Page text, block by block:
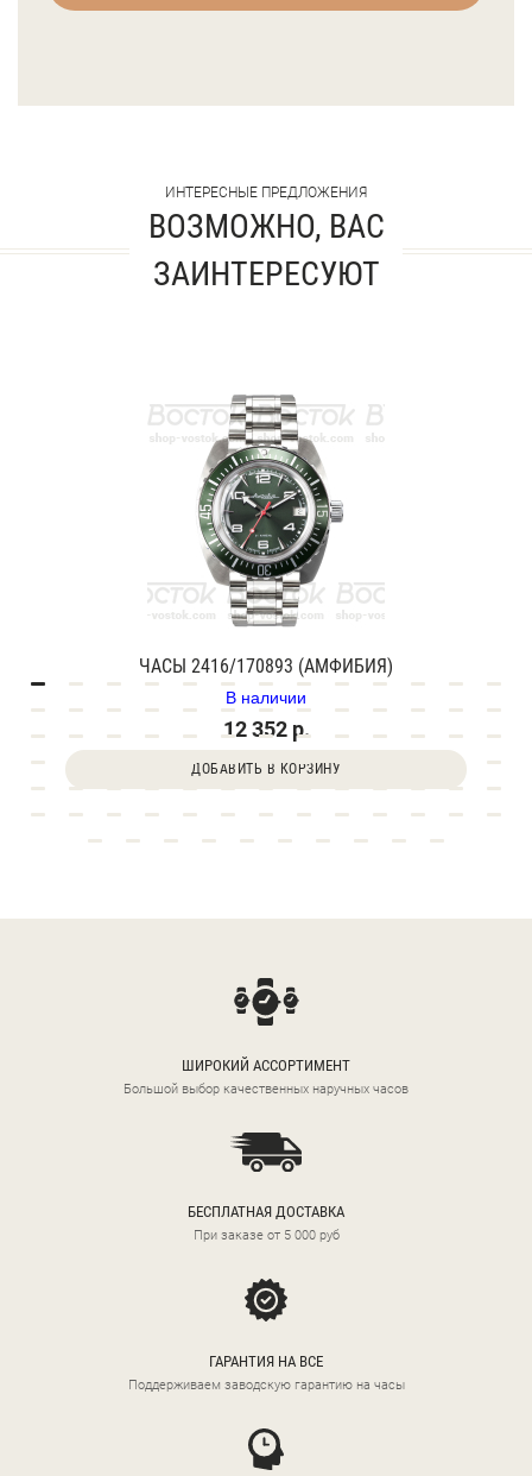
ИНТЕРЕСНЫЕ ПРЕДЛОЖЕНИЯ
ВОЗМОЖНО, ВАС
ЗАИНТЕРЕСУЮТ
ЧАСЫ 2416/170893 (АМФИБИЯ)
В наличии
12 352 р.
ДОБАВИТЬ В КОРЗИНУ
ШИРОКИЙ АССОРТИМЕНТ
Большой выбор качественных наручных часов
БЕСПЛАТНАЯ ДОСТАВКА
При заказе от 5 000 руб
ГАРАНТИЯ НА ВСЕ
Поддерживаем заводскую гарантию на часы